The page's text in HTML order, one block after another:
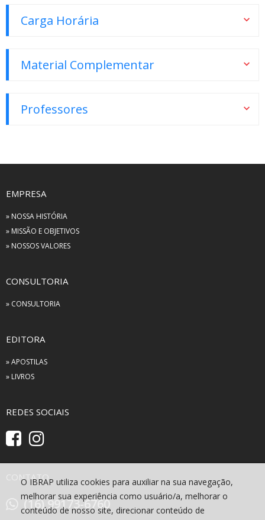
Carga Horária
Material Complementar
Professores
EMPRESA
» NOSSA HISTÓRIA
» MISSÃO E OBJETIVOS
» NOSSOS VALORES
CONSULTORIA
» CONSULTORIA
EDITORA
» APOSTILAS
» LIVROS
REDES SOCIAIS
CONTATO
(16) 99173-6760
O IBRAP utiliza cookies para auxiliar na sua navegação,
melhorar sua experiência como usuário/a, melhorar o
conteúdo de nosso site, direcionar conteúdo de